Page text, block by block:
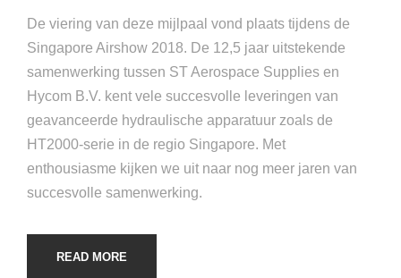
De viering van deze mijlpaal vond plaats tijdens de
Singapore Airshow 2018. De 12,5 jaar uitstekende
samenwerking tussen ST Aerospace Supplies en
Hycom B.V. kent vele succesvolle leveringen van
geavanceerde hydraulische apparatuur zoals de
HT2000-serie in de regio Singapore. Met
enthousiasme kijken we uit naar nog meer jaren van
succesvolle samenwerking.
READ MORE